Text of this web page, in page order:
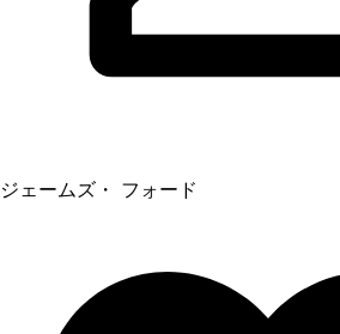
ジェームズ・ フォード